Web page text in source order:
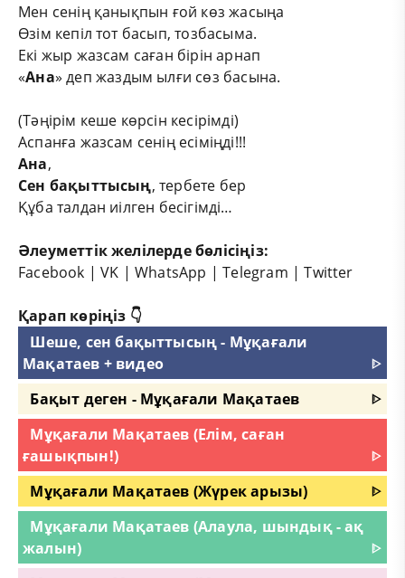
Мен сенің қанықпын ғой көз жасыңа
Өзім кепіл тот басып, тозбасыма.
Екі жыр жазсам саған бірін арнап
«Ана» деп жаздым ылғи сөз басына.
(Тәңірім кеше көрсін кесірімді)
Аспанға жазсам сенің есіміңді!!!
Ана,
Сен бақыттысың, тербете бер
Құба талдан иілген бесігімді…
Әлеуметтік желілерде бөлісіңіз:
Facebook |VK |WhatsApp |Telegram |Twitter
Қарап көріңіз 👇
Шеше, сен бақыттысың - Мұқағали
Мақатаев + видео
ᐈ
Бақыт деген - Мұқағали Мақатаев
ᐈ
Мұқағали Мақатаев (Елім, саған
ғашықпын!)
ᐈ
Мұқағали Мақатаев (Жүрек арызы)
ᐈ
Мұқағали Мақатаев (Алаула, шындық - ақ
жалын)
ᐈ